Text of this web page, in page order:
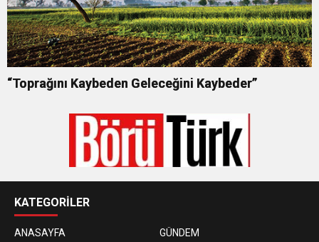
“Toprağını Kaybeden Geleceğini Kaybeder”
KATEGORİLER
ANASAYFA
GÜNDEM